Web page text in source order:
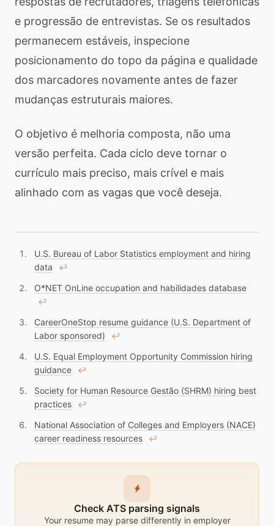
e progressão de entrevistas. Se os resultados
permanecem estáveis, inspecione
posicionamento do topo da página e qualidade
dos marcadores novamente antes de fazer
mudanças estruturais maiores.
O objetivo é melhoria composta, não uma
versão perfeita. Cada ciclo deve tornar o
currículo mais preciso, mais crível e mais
alinhado com as vagas que você deseja.
U.S. Bureau of Labor Statistics employment and hiring
data
↩︎
O*NET OnLine occupation and habilidades database
↩︎
CareerOneStop resume guidance (U.S. Department of
Labor sponsored)
↩︎
U.S. Equal Employment Opportunity Commission hiring
guidance
↩︎
Society for Human Resource Gestão (SHRM) hiring best
practices
↩︎
National Association of Colleges and Employers (NACE)
career readiness resources
↩︎
Check ATS parsing signals
Your resume may parse differently in employer